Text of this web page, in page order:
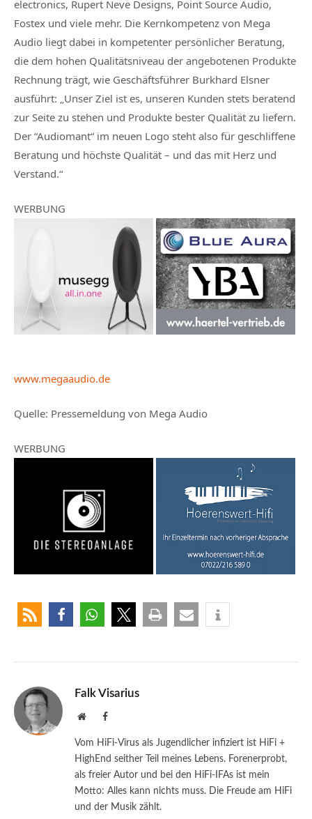
electronics, Rupert Neve Designs, Point Source Audio,
Fostex und viele mehr. Die Kernkompetenz von Mega
Audio liegt dabei in kompetenter persönlicher Beratung,
die dem hohen Qualitätsniveau der angebotenen Produkte
Rechnung trägt, wie Geschäftsführer Burkhard Elsner
ausführt: „Unser Ziel ist es, unseren Kunden stets beratend
zur Seite zu stehen und Produkte bester Qualität zu liefern.
Der “Audiomant“ im neuen Logo steht also für geschliffene
Beratung und höchste Qualität – und das mit Herz und
Verstand.“
WERBUNG
www.megaaudio.de
Quelle: Pressemeldung von Mega Audio
WERBUNG
Falk Visarius
WebsiteFacebook
Vom HiFi-Virus als Jugendlicher infiziert ist HiFi +
HighEnd seither Teil meines Lebens. Forenerprobt,
als freier Autor und bei den HiFi-IFAs ist mein
Motto: Alles kann nichts muss. Die Freude am HiFi
und der Musik zählt.